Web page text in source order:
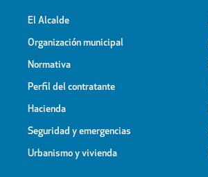
El Alcalde
Organización municipal
Normativa
Perfil del contratante
Hacienda
Seguridad y emergencias
Urbanismo y vivienda